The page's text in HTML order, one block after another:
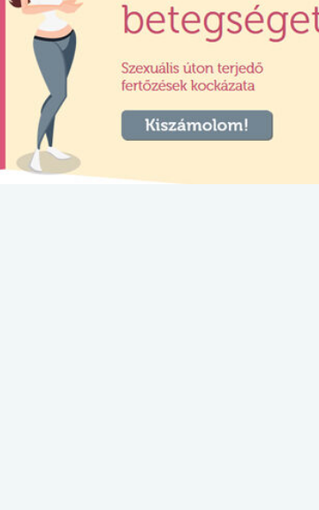
#Suli, munka
Angol középfokú
nyelvvizsga teszt -
No.42
#Suli, munka
Internet-függőség
teszt